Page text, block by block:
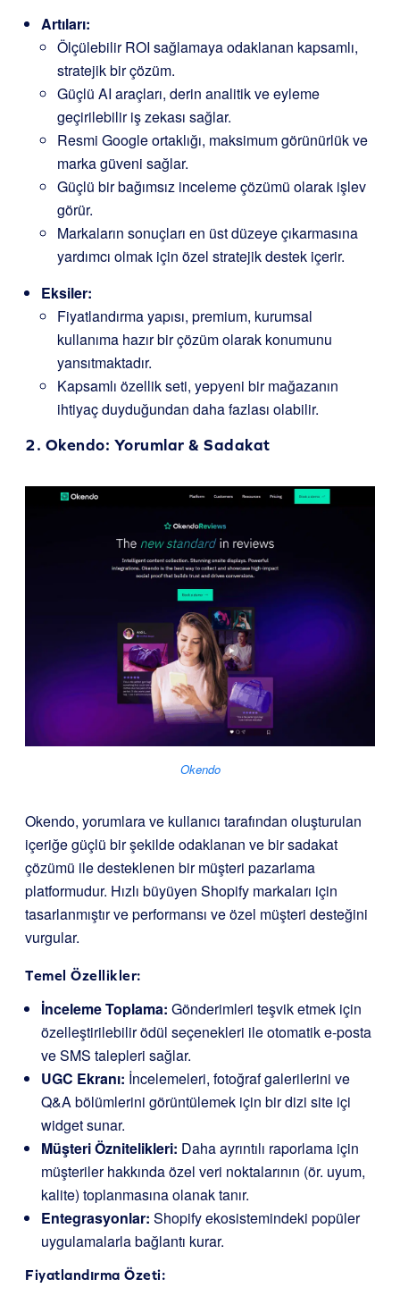
Artıları:
Ölçülebilir ROI sağlamaya odaklanan kapsamlı,
stratejik bir çözüm.
Güçlü AI araçları, derin analitik ve eyleme
geçirilebilir iş zekası sağlar.
Resmi Google ortaklığı, maksimum görünürlük ve
marka güveni sağlar.
Güçlü bir bağımsız inceleme çözümü olarak işlev
görür.
Markaların sonuçları en üst düzeye çıkarmasına
yardımcı olmak için özel stratejik destek içerir.
Eksiler:
Fiyatlandırma yapısı, premium, kurumsal
kullanıma hazır bir çözüm olarak konumunu
yansıtmaktadır.
Kapsamlı özellik seti, yepyeni bir mağazanın
ihtiyaç duyduğundan daha fazlası olabilir.
2. Okendo: Yorumlar & Sadakat
Okendo
Okendo, yorumlara ve kullanıcı tarafından oluşturulan
içeriğe güçlü bir şekilde odaklanan ve bir sadakat
çözümü ile desteklenen bir müşteri pazarlama
platformudur. Hızlı büyüyen Shopify markaları için
tasarlanmıştır ve performansı ve özel müşteri desteğini
vurgular.
Temel Özellikler:
İnceleme Toplama: Gönderimleri teşvik etmek için
özelleştirilebilir ödül seçenekleri ile otomatik e-posta
ve SMS talepleri sağlar.
UGC Ekranı: İncelemeleri, fotoğraf galerilerini ve
Q&A bölümlerini görüntülemek için bir dizi site içi
widget sunar.
Müşteri Öznitelikleri: Daha ayrıntılı raporlama için
müşteriler hakkında özel veri noktalarının (ör. uyum,
kalite) toplanmasına olanak tanır.
Entegrasyonlar: Shopify ekosistemindeki popüler
uygulamalarla bağlantı kurar.
Fiyatlandırma Özeti: